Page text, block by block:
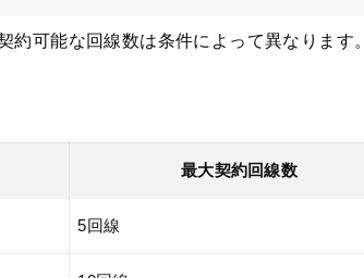
約可能な回線数は条件によって異なります。
最大契約回線数
5回線